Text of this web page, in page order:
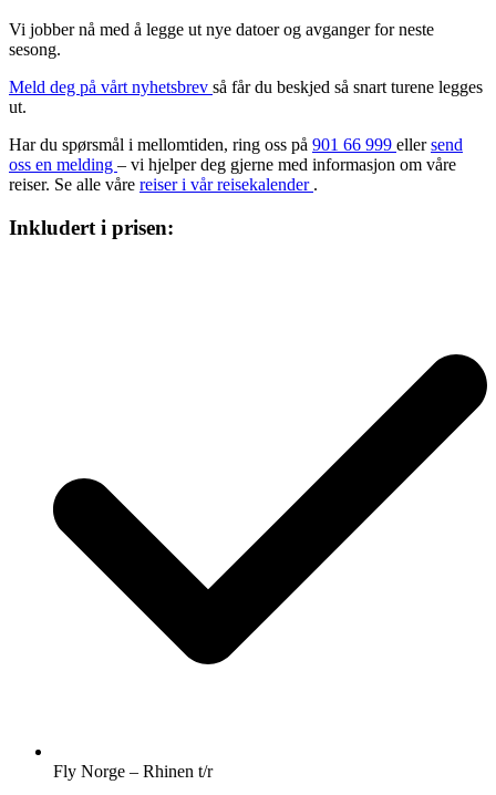
Vi jobber nå med å legge ut nye datoer og avganger for neste
sesong.
Meld deg på vårt nyhetsbrev så får du beskjed så snart turene legges
ut.
Har du spørsmål i mellomtiden, ring oss på 901 66 999 ellersend
oss en melding – vi hjelper deg gjerne med informasjon om våre
reiser. Se alle våre reiser i vår reisekalender .
Inkludert i prisen:
Fly Norge – Rhinen t/r